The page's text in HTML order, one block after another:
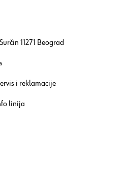
11271 Beograd
i reklamacije
linija